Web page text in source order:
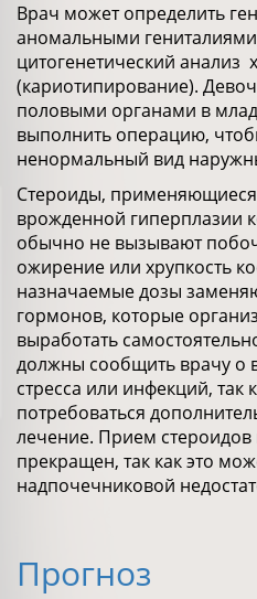
Врач может определить
аномальными
цитогенетический анализ
(кариотипирование).
половыми органами в
выполнить операцию,
ненормальный вид
Стероиды,
врожденной гиперплазии
обычно не вызывают
ожирение или хрупкость
назначаемые дозы
гормонов, которые
выработать
должны сообщить врачу о
стресса или инфекций, так
потребоваться
лечение. Прием
прекращен, так как это
надпочечниковой
Прогноз